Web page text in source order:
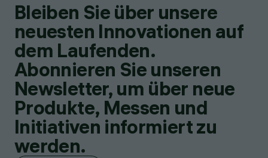
Bleiben Sie über unsere
neuesten Innovationen auf
dem Laufenden.
Abonnieren Sie unseren
Newsletter, um über neue
Produkte, Messen und
Initiativen informiert zu
werden.